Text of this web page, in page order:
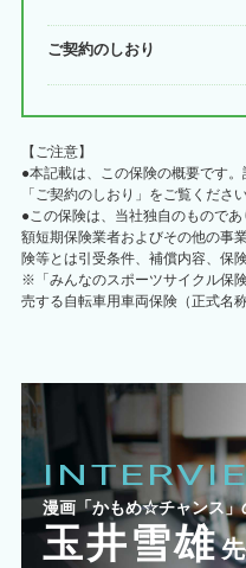
ご契約のしおり
【ご注意】
●本記載は、この保険の概要です
「ご契約のしおり」をご覧ください
●この保険は、当社独自のもので
額短期保険業者およびその他の事
険等とは引受条件、補償内容、保
※「みんなのスポーツサイクル保
売する自転車用車両保険（正式名
漫画「かもめ☆チャンス」
玉井雪雄